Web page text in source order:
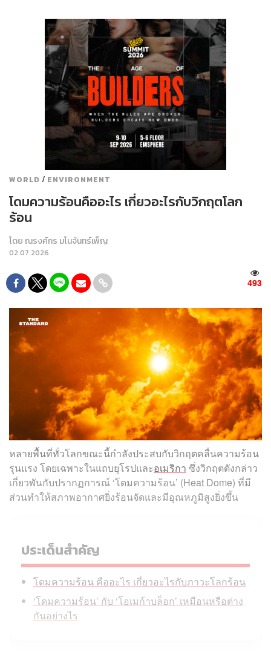
WORLD / ENVIRONMENT
โดมความร้อนคืออะไร เกี่ยวอะไรกับวิกฤตโลก
ร้อน
โดยณรงค์กร มโนจันทร์เพ็ญ
02.07.2026
493
หลายพื้นที่ทั่วโลกขณะนี้กำลังประสบกับวิกฤตคลื่นความร้อน
รุนแรง โดยเฉพาะในแถบยุโรปและอเมริกา ซึ่งวิกฤตดังกล่าว
เกี่ยวพันกับปรากฏการณ์ ‘โดมความร้อน’ (Heat Dome) ที่มี
ส่วนทำให้สภาพอากาศยิ่งร้อนจัดและมีอุณหภูมิสูงยิ่งขึ้น
ประเด็นสำคัญ
โดมความร้อน คืออะไร เกี่ยวอะไรกับภาวะโลกร้อน
‘โดมความร้อน’ กับ ‘โอเมก้าบล็อก’ เหมือนหรือต่าง
กันอย่างไร